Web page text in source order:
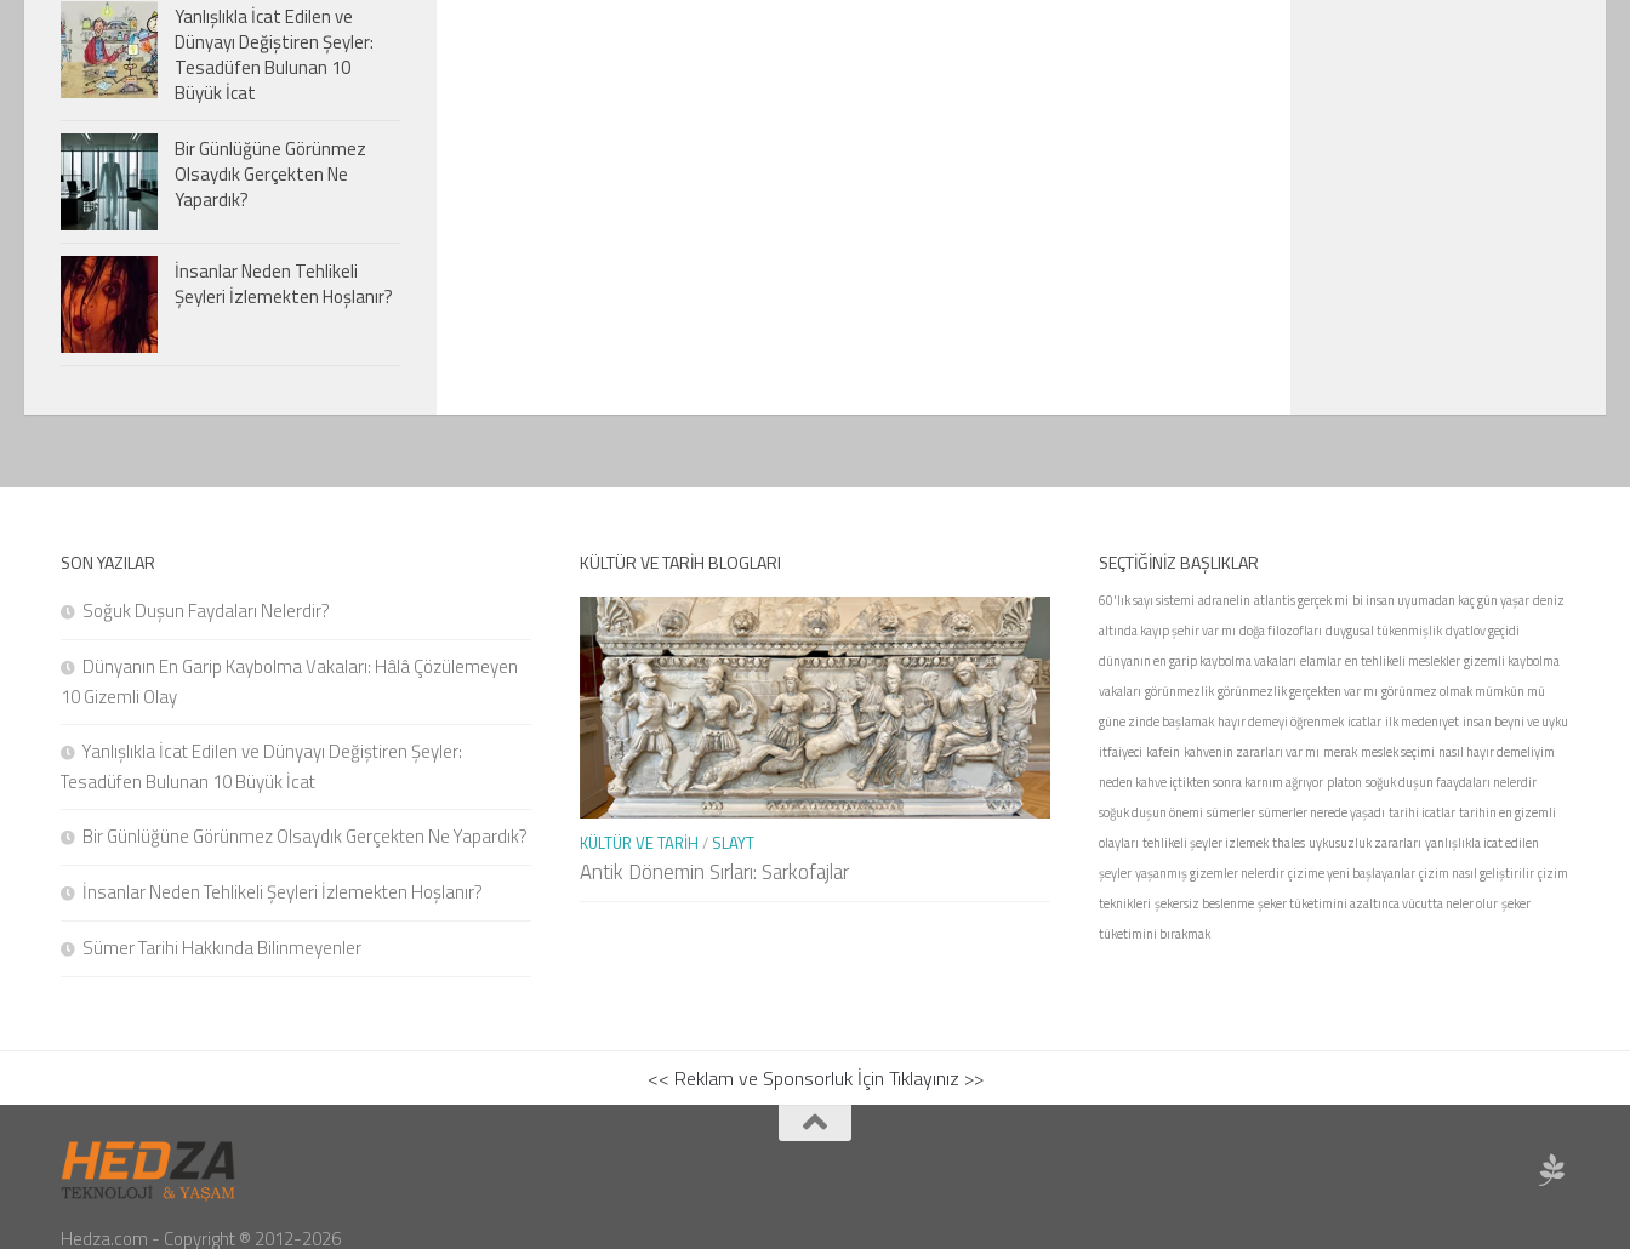
Yanlışlıkla İcat Edilen ve
Dünyayı Değiştiren Şeyler:
Tesadüfen Bulunan 10
Büyük İcat
Bir Günlüğüne Görünmez
Olsaydık Gerçekten Ne
Yapardık?
İnsanlar Neden Tehlikeli
Şeyleri İzlemekten Hoşlanır?
SON YAZILAR
Soğuk Duşun Faydaları Nelerdir?
Dünyanın En Garip Kaybolma Vakaları: Hâlâ Çözülemeyen
10 Gizemli Olay
Yanlışlıkla İcat Edilen ve Dünyayı Değiştiren Şeyler:
Tesadüfen Bulunan 10 Büyük İcat
Bir Günlüğüne Görünmez Olsaydık Gerçekten Ne Yapardık?
İnsanlar Neden Tehlikeli Şeyleri İzlemekten Hoşlanır?
Sümer Tarihi Hakkında Bilinmeyenler
KÜLTÜR VE TARIH BLOGLARI
KÜLTÜR VE TARIH / SLAYT
Antik Dönemin Sırları: Sarkofajlar
SEÇTIĞINIZ BAŞLIKLAR
60'lık sayı sistemi adranelin atlantis gerçek mi bi insan uyumadan kaç gün yaşardeniz
altında kayıp şehir var mı doğa filozofları duygusal tükenmişlikdyatlov geçidi
dünyanın en garip kaybolma vakaları elamlaren tehlikeli mesleklergizemli kaybolma
vakaları görünmezlikgörünmezlik gerçekten var mı görünmez olmak mümkün mü
güne zinde başlamak hayır demeyi öğrenmek icatlar ilk medenıyet insan beyni ve uyku
itfaiyeci kafein kahvenin zararları var mı merak meslek seçimi nasıl hayır demeliyim
neden kahve içtikten sonra karnım ağrıyor platon soğuk duşun faaydaları nelerdir
soğuk duşun önemi sümerlersümerler nerede yaşadı tarihi icatlartarihin en gizemli
olayları tehlikeli şeyler izlemekthales uykusuzluk zararları yanlışlıkla icat edilen
şeyleryaşanmış gizemler nelerdirçizime yeni başlayanlarçizim nasıl geliştirilirçizim
teknikleri şekersiz beslenmeşeker tüketimini azaltınca vücutta neler olurşeker
tüketimini bırakmak
<< Reklam ve Sponsorluk İçin Tıklayınız >>
Hedza.com - Copyright ® 2012-2026